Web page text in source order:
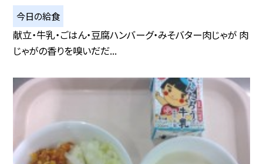
今日の給食
献立・牛乳・ごはん・豆腐ハンバーグ・みそバター肉じゃが 肉
じゃがの香りを嗅いだだ...